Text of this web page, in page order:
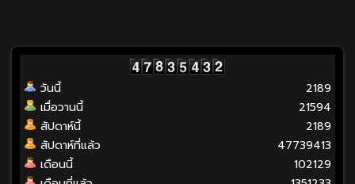
วันนี้
เมื่อวานนี้
สัปดาห์นี้
สัปดาห์ที่แล้ว
เดือนนี้
2189
21594
2189
47739413
102129